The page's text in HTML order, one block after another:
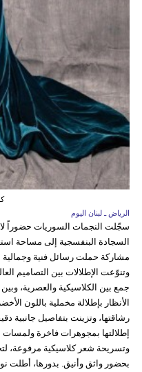
الرياض ـ لبنان اليوم
السجادة البنفسجية إلى مساحة
مشاركة حملت رسائل فنية وجمالية
وتنوّعت الإطلالات بين التصاميم
جمع بين الكلاسيكية والعصرية،
الأنظار بإطلالة مخملية باللون
رشاقتها، وتزينت بتفاصيل جانبية
إطلالتها بمجوهرات فاخرة
وتسريحة شعر كلاسيكية مرفوعة،
بحضور واثق وأنيق. بدورها، أطلت